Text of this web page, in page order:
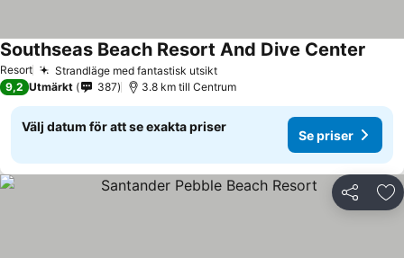
Resort Strandläge med fantastisk utsikt
Southseas Beach Resort And Dive Center
9,2 Utmärkt 387 3.8 km till Centrum
Välj datum för att se exakta priser
Se priser
Dela